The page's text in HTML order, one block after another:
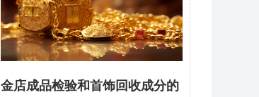
金店成品检验和首饰回收成分的